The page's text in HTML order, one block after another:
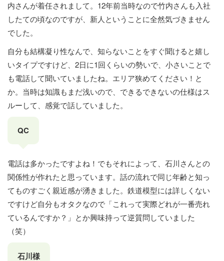
内さんが着任されまして。12年前当時なので竹内さんも入社
したての頃なのですが、新人ということに全然気づきません
でした。
自分も結構凝り性なんで、知らないことをすぐ聞けると嬉し
いタイプですけど、2日に1回くらいの勢いで、小さいことで
も電話して聞いていましたね。エリア狭めてください！と
か。当時は知識もまだ浅いので、できるできないの仕様はス
ルーして、感覚で話していました。
QC
電話は多かったですよね！でもそれによって、石川さんとの
関係性が作れたと思っています。話の流れで同じ年齢と知っ
てものすごく親近感が湧きました。鉄道模型には詳しくない
ですけど自分もオタクなので「これって実際どれが一番売れ
ているんですか？」とか興味持って逆質問していました
（笑）
石川様